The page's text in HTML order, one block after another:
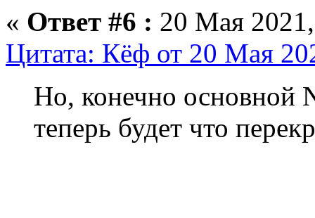
« Ответ #6 : 20 Мая
Цитата: Кёф от 20 Мая
Но, конечно основной
теперь будет что